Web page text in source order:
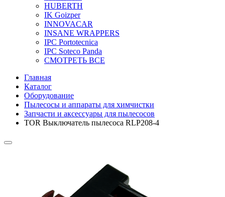
HUBERTH
IK Goizper
INNOVACAR
INSANE WRAPPERS
IPC Portotecnica
IPC Soteco Panda
СМОТРЕТЬ ВСЕ
Главная
Каталог
Оборудование
Пылесосы и аппараты для химчистки
Запчасти и аксессуары для пылесосов
TOR Выключатель пылесоса RLP208-4